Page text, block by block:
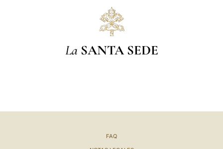
La SANTA SEDE
FAQ